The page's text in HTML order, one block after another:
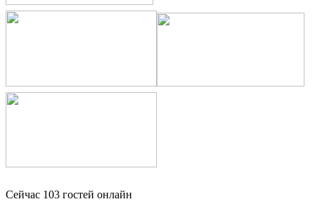
Сейчас 103 гостей онлайн